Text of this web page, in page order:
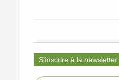
S'inscrire à la newsletter